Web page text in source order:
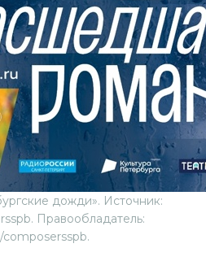
дожди». Источник:
Правообладатель: